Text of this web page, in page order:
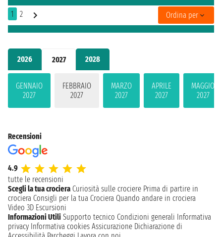
2026 2027 2028
GENNAIO
2027
FEBBRAIO
2027
MARZO
2027
APRILE
2027
MAGGIO
2027
1 2 Ordina per
Recensioni
4.9
tutte le recensioni
Scegli la tua crociera Curiosità sulle crociere Prima di partire in
crociera Consigli per la tua Crociera Quando andare in crociera
Video 3D Escursioni
Informazioni Utili Supporto tecnico Condizioni generali Informativa
privacy Informativa cookies Assicurazione Dichiarazione di